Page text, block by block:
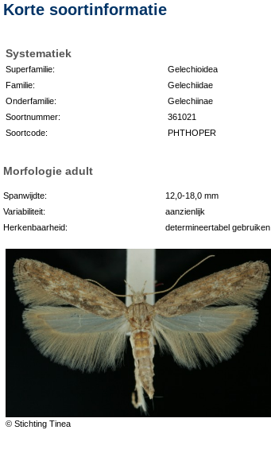
Korte soortinformatie
Systematiek
Superfamilie:
Gelechioidea
Familie:
Gelechiidae
Onderfamilie:
Gelechiinae
Soortnummer:
361021
Soortcode:
PHTHOPER
Morfologie adult
Spanwijdte:
12,0-18,0 mm
Variabiliteit:
aanzienlijk
Herkenbaarheid:
determineertabel gebruiken
© Stichting Tinea